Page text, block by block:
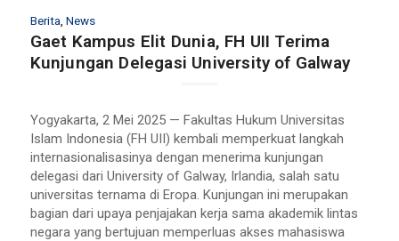
Berita News
Gaet Kampus Elit Dunia, FH UII Terima
Kunjungan Delegasi University of Galway
Yogyakarta, 2 Mei 2025 — Fakultas Hukum Universitas
Islam Indonesia (FH UII) kembali memperkuat langkah
internasionalisasinya dengan menerima kunjungan
delegasi dari University of Galway, Irlandia, salah satu
universitas ternama di Eropa. Kunjungan ini merupakan
bagian dari upaya penjajakan kerja sama akademik lintas
negara yang bertujuan memperluas akses mahasiswa